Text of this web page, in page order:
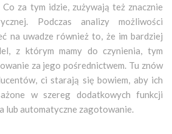
za tym idzie, zużywają też znacznie
Podczas analizy możliwości
na uwadze również to, że im bardziej
z którym mamy do czynienia, tym
za jego pośrednictwem. Tu znów
ci starają się bowiem, aby ich
w szereg dodatkowych funkcji
lub automatyczne zagotowanie.